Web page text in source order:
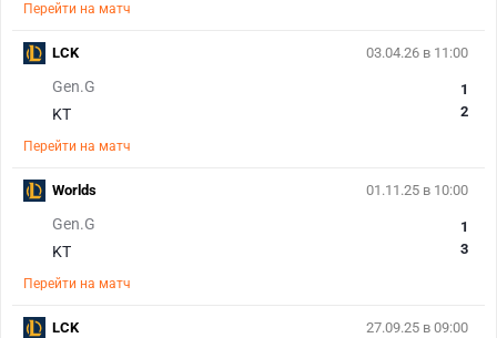
Перейти на матч
03.04.26 в 11:00
Gen.G
KT
1
2
Перейти на матч
LCK
01.11.25 в 10:00
Gen.G
KT
1
3
Перейти на матч
Worlds
27.09.25 в 09:00
LCK